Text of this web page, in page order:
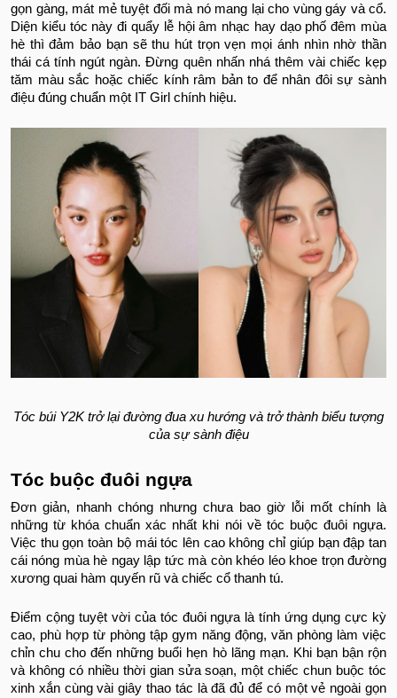
gọn gàng, mát mẻ tuyệt đối mà nó mang lại cho vùng gáy và cổ.
Diện kiểu tóc này đi quẩy lễ hội âm nhạc hay dạo phố đêm mùa
hè thì đảm bảo bạn sẽ thu hút trọn vẹn mọi ánh nhìn nhờ thần
thái cá tính ngút ngàn. Đừng quên nhấn nhá thêm vài chiếc kẹp
tăm màu sắc hoặc chiếc kính râm bản to để nhân đôi sự sành
điệu đúng chuẩn một IT Girl chính hiệu.
Tóc búi Y2K trở lại đường đua xu hướng và trở thành biểu tượng
của sự sành điệu
Tóc buộc đuôi ngựa
Đơn giản, nhanh chóng nhưng chưa bao giờ lỗi mốt chính là
những từ khóa chuẩn xác nhất khi nói về tóc buộc đuôi ngựa.
Việc thu gọn toàn bộ mái tóc lên cao không chỉ giúp bạn đập tan
cái nóng mùa hè ngay lập tức mà còn khéo léo khoe trọn đường
xương quai hàm quyến rũ và chiếc cổ thanh tú.
Điểm cộng tuyệt vời của tóc đuôi ngựa là tính ứng dụng cực kỳ
cao, phù hợp từ phòng tập gym năng động, văn phòng làm việc
chỉn chu cho đến những buổi hẹn hò lãng mạn. Khi bạn bận rộn
và không có nhiều thời gian sửa soạn, một chiếc chun buộc tóc
xinh xắn cùng vài giây thao tác là đã đủ để có một vẻ ngoài gọn